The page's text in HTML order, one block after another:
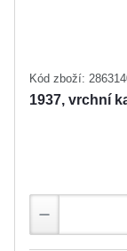
Kód zboží:
1937, vrchní